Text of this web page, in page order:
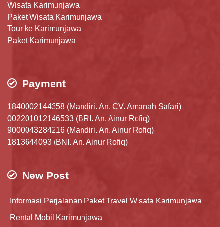
Wisata Karimunjawa
Paket Wisata Karimunjawa
Tour ke Karimunjawa
Paket Karimunjawa
Payment
1840002144358 (Mandiri. An. CV. Amanah Safari)
002201012146533 (BRI. An. Ainur Rofiq)
9000043284216 (Mandiri. An. Ainur Rofiq)
1813644093 (BNI. An. Ainur Rofiq)
New Post
Informasi Perjalanan Paket Travel Wisata Karimunjawa
Rental Mobil Karimunjawa